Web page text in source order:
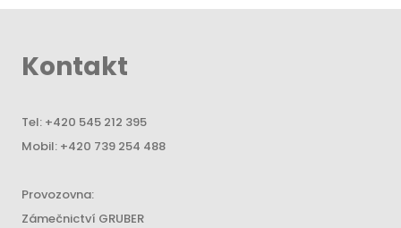
Kontakt
Tel: +420 545 212 395
Mobil: +420 739 254 488
Provozovna:
Zámečnictví GRUBER